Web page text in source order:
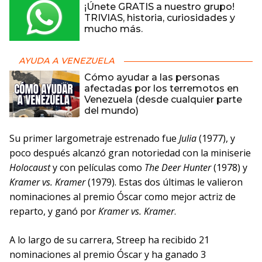
¡Únete GRATIS a nuestro grupo!
TRIVIAS, historia, curiosidades y
mucho más.
AYUDA A VENEZUELA
Cómo ayudar a las personas
afectadas por los terremotos en
Venezuela (desde cualquier parte
del mundo)
Su primer largometraje estrenado fue Julia(1977), y
poco después alcanzó gran notoriedad con la miniserie
Holocausty con películas como The Deer Hunter(1978) y
Kramer vs. Kramer(1979). Estas dos últimas le valieron
nominaciones al premio Óscar como mejor actriz de
reparto, y ganó porKramer vs. Kramer.
A lo largo de su carrera, Streep ha recibido 21
nominaciones al premio Óscar y ha ganado 3